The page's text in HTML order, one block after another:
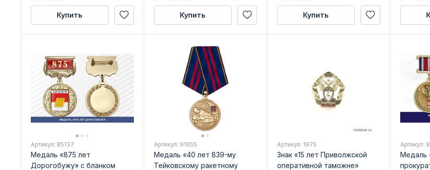
Купить Купить Купить
Артикул: 85137
Медаль «875 лет
Дорогобужу» с бланком
Артикул: 91655
Медаль «40 лет 839-му
Тейковскому ракетному
Артикул: 1975
Знак «15 лет Приволжской
оперативной таможне»
Артикул:
Медаль